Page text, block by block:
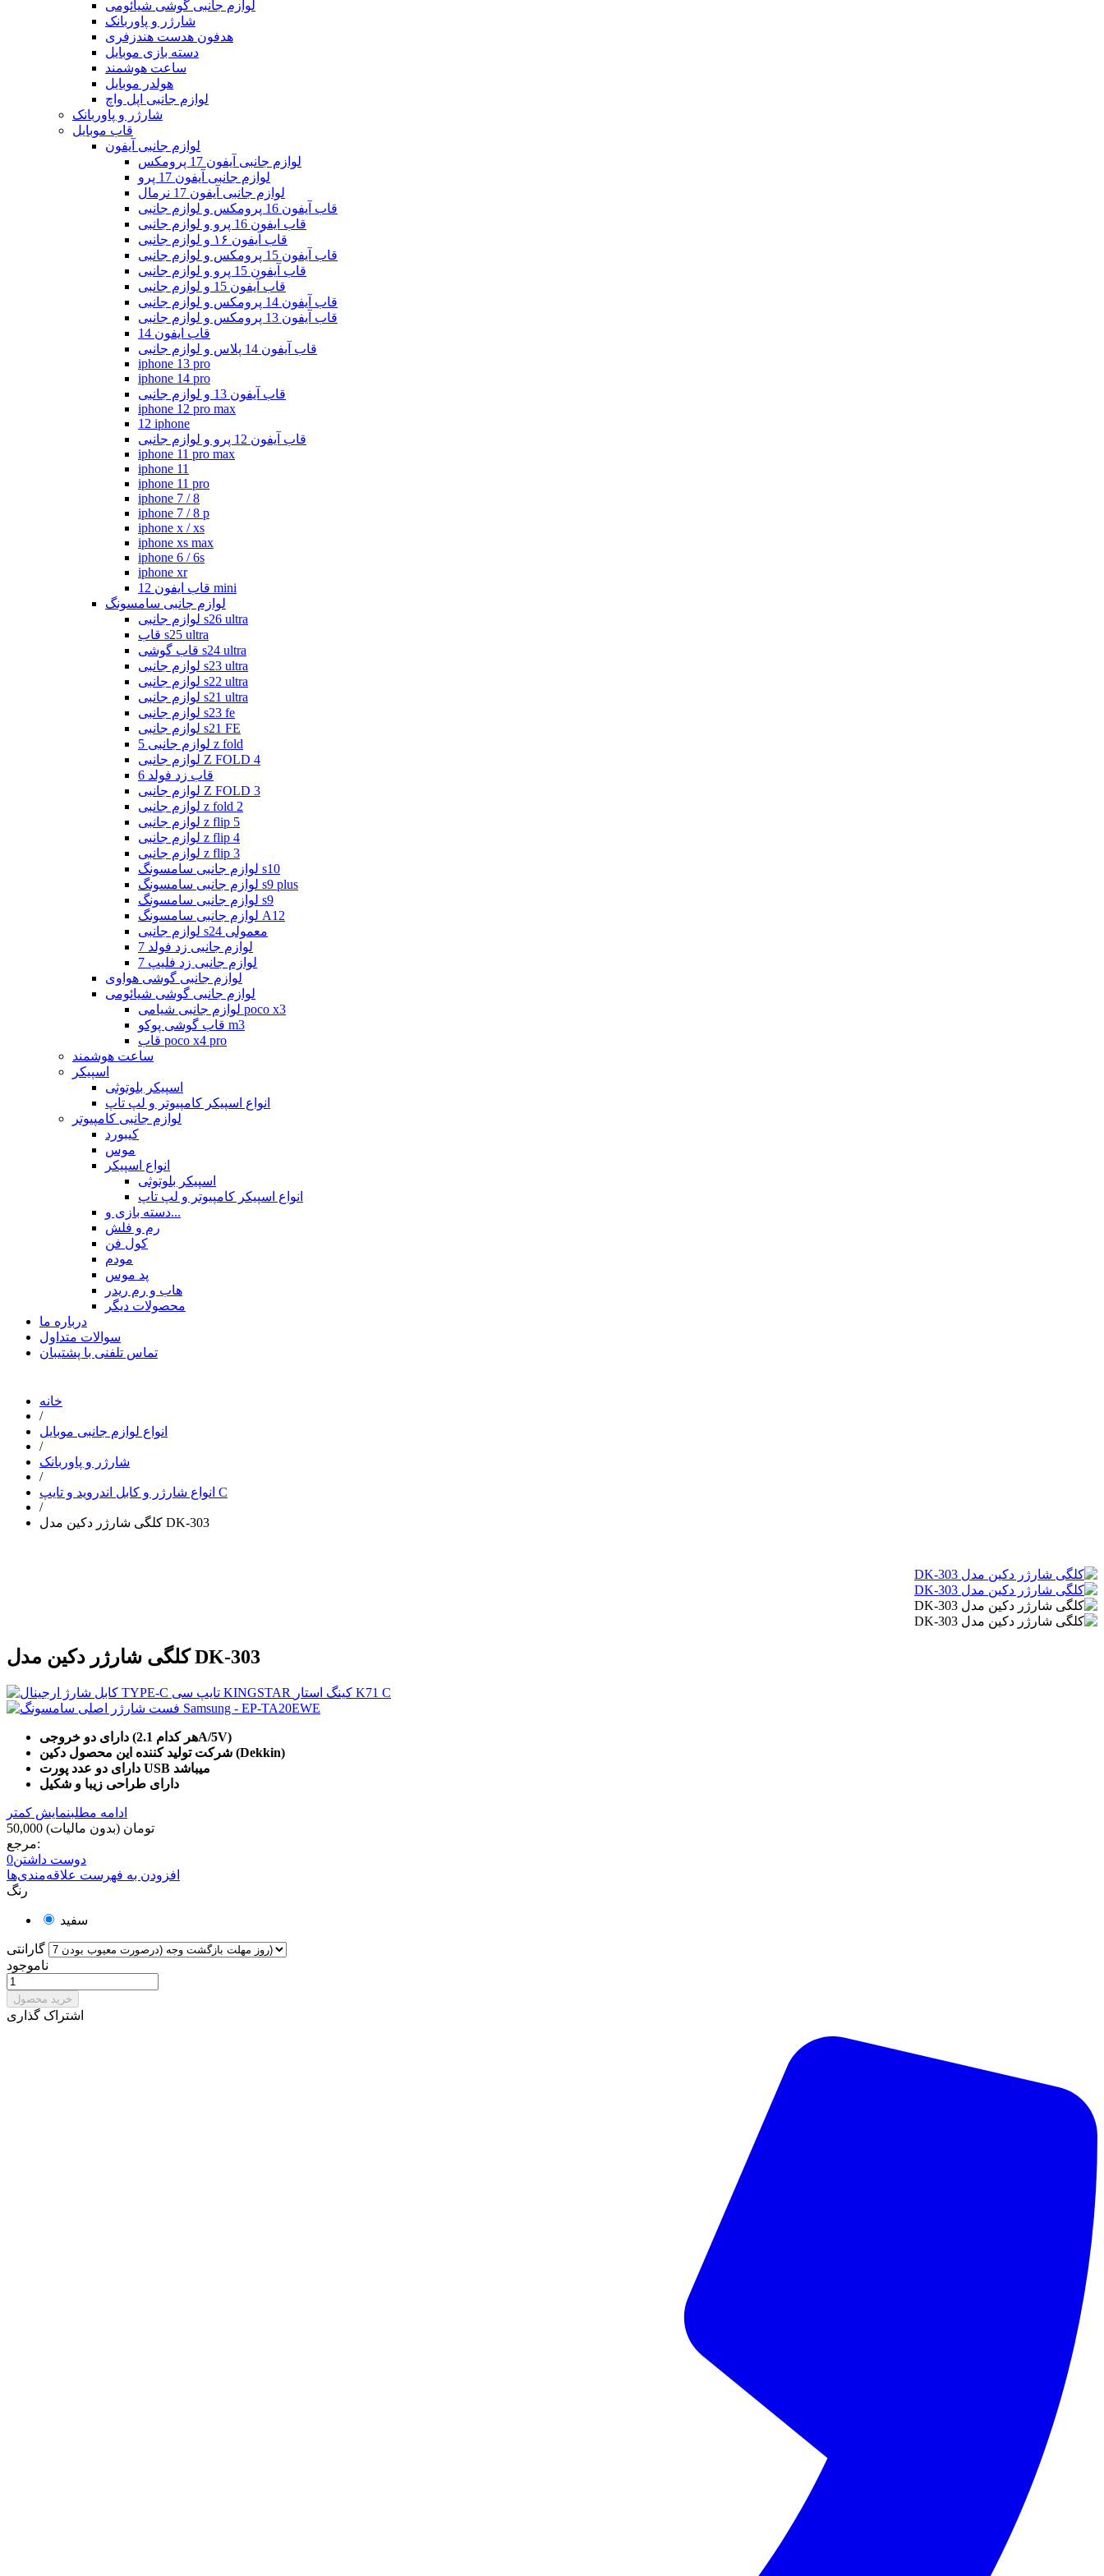
لوازم جانبی گوشی شیائومی
شارژر و پاوربانک
هدفون هدست هندزفری
دسته بازی موبایل
ساعت هوشمند
هولدر موبایل
لوازم جانبی اپل واچ
شارژر و پاوربانک
قاب موبایل
لوازم جانبی آیفون
لوازم جانبی آیفون 17 پرومکس
لوازم جانبی آیفون 17 پرو
لوازم جانبی آیفون 17 نرمال
قاب آیفون 16 پرومکس و لوازم جانبی
قاب ایفون 16 پرو و لوازم جانبی
قاب آیفون ۱۶ و لوازم جانبی
قاب آیفون 15 پرومکس و لوازم جانبی
قاب آیفون 15 پرو و لوازم جانبی
قاب آیفون 15 و لوازم جانبی
قاب آیفون 14 پرومکس و لوازم جانبی
قاب آیفون 13 پرومکس و لوازم جانبی
قاب ایفون 14
قاب آیفون 14 پلاس و لوازم جانبی
iphone 13 pro
iphone 14 pro
قاب آیفون 13 و لوازم جانبی
iphone 12 pro max
12 iphone
قاب آیفون 12 پرو و لوازم جانبی
iphone 11 pro max
iphone 11
iphone 11 pro
iphone 7 / 8
iphone 7 / 8 p
iphone x / xs
iphone xs max
iphone 6 / 6s
iphone xr
قاب ایفون 12 mini
لوازم جانبی سامسونگ
لوازم جانبی s26 ultra
قاب s25 ultra
قاب گوشی s24 ultra
لوازم جانبی s23 ultra
لوازم جانبی s22 ultra
لوازم جانبی s21 ultra
لوازم جانبی s23 fe
لوازم جانبی s21 FE
لوازم جانبی 5 z fold
لوازم جانبی Z FOLD 4
قاب زد فولد 6
لوازم جانبی Z FOLD 3
لوازم جانبی z fold 2
لوازم جانبی z flip 5
لوازم جانبی z flip 4
لوازم جانبی z flip 3
لوازم جانبی سامسونگ s10
لوازم جانبی سامسونگ s9 plus
لوازم جانبی سامسونگ s9
لوازم جانبی سامسونگ A12
لوازم جانبی s24 معمولی
لوازم جانبی زد فولد 7
لوازم جانبی زد فلیپ 7
لوازم جانبی گوشی هواوی
لوازم جانبی گوشی شیائومی
لوازم جانبی شیامی poco x3
قاب گوشی پوکو m3
قاب poco x4 pro
ساعت هوشمند
اسپیکر
اسپیکر بلوتوثی
انواع اسپیکر کامپیوتر و لپ تاپ
لوازم جانبی کامپیوتر
کیبورد
موس
انواع اسپیکر
اسپیکر بلوتوثی
انواع اسپیکر کامپیوتر و لپ تاپ
دسته بازی و...
رم و فلش
کول فن
مودم
پد موس
هاب و رم ریدر
محصولات دیگر
درباره ما
سوالات متداول
تماس تلفنی با پشتیبان
خانه
/
انواع لوازم جانبی موبایل
/
شارژر و پاوربانک
/
انواع شارژر و کابل اندروید و تایپ C
/
کلگی شارژر دکین مدل DK-303
کلگی شارژر دکین مدل DK-303
دارای دو خروجی (هر کدام 2.1A/5V)
شرکت تولید کننده این محصول دکین (Dekkin)
دارای دو عدد پورت USB میباشد
دارای طراحی زیبا و شکیل
ادامه مطلبنمایش کمتر
50,000 تومان (بدون مالیات)
مرجع:
دوست داشتن0
افزودن به فهرست علاقه‌مندی‌ها
رنگ
سفید
گارانتی
ناموجود
خرید محصول
اشتراک گذاری